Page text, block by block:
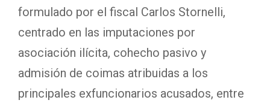
formulado por el fiscal Carlos Stornelli,
centrado en las imputaciones por
asociación ilícita, cohecho pasivo y
admisión de coimas atribuidas a los
principales exfuncionarios acusados, entre